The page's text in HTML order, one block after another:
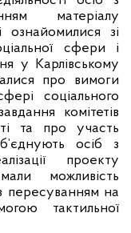
матеріалу
ознайомилися зі
сфери і
у Карлівському
про вимоги
соціального
комітетів
та про участь
осіб з
проекту
можливість
пересуванням на
тактильної